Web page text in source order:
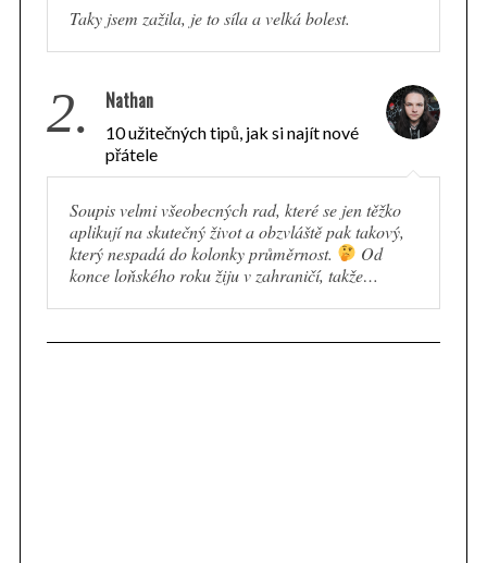
Taky jsem zažila, je to síla a velká bolest.
2. Nathan
10 užitečných tipů, jak si najít nové
přátele
Soupis velmi všeobecných rad, které se jen těžko
aplikují na skutečný život a obzvláště pak takový,
který nespadá do kolonky průměrnost.
Od
konce loňského roku žiju v zahraničí, takže…